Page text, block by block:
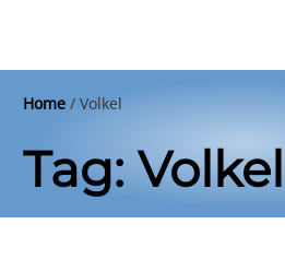
Home/ Volkel
Tag: Volkel